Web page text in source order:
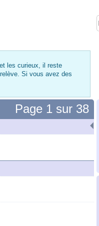
les curieux, il reste
Si vous avez des
Page 1 sur 38